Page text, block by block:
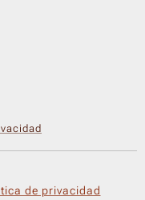
de privacidad